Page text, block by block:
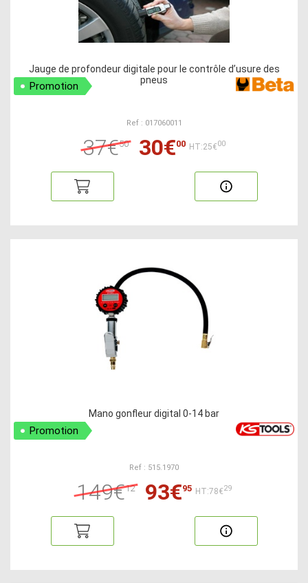
Jauge de profondeur digitale pour le contrôle d’usure des
pneus
Promotion
Ref : 017060011
37€50 30€00 HT:25€00
Mano gonfleur digital 0-14 bar
Promotion
Ref : 515.1970
149€12 93€95 HT:78€29